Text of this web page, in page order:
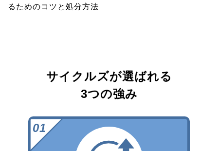
るためのコツと処分方法
サイクルズが選ばれる
3つの強み